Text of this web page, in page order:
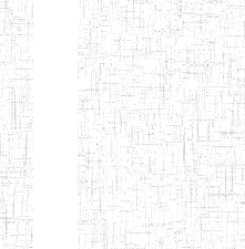
BILINGUE
MATSIAZE
ENPIEG
BILINGUE
SENTTI-IBES
ENIEG PRIVEE